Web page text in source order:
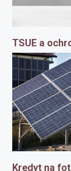
TSUE a
Kredyt na